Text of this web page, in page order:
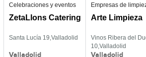
Celebraciones y eventos
ZetaLlons Catering
Valladolid
Santa Lucía 19,Valladolid
Empresas de
Arte Limpieza
Valladolid
Vinos Ribera del
10,Valladolid